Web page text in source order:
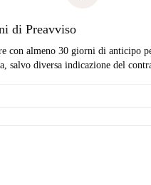
di Preavviso
con almeno 30 giorni di anticipo
salvo diversa indicazione del